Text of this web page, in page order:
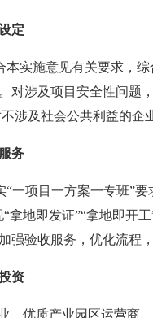
定
施意见有关要求，综
对涉及项目安全性问题
涉及社会公共利益的企
务
项目一方案一专班”要
拿地即发证”“拿地即开
强验收服务，优化流程
资
优质产业园区运营商、